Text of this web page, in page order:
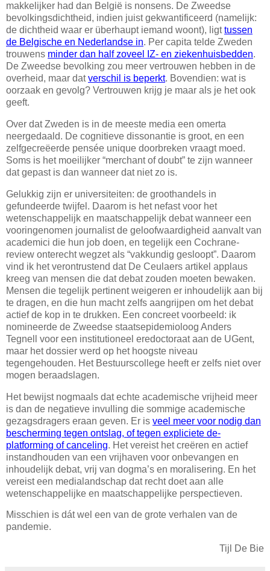
makkelijker had dan België is nonsens. De Zweedse
bevolkingsdichtheid, indien juist gekwantificeerd (namelijk:
de dichtheid waar er überhaupt iemand woont), ligttussen
de Belgische en Nederlandse in. Per capita telde Zweden
trouwens minder dan half zoveel IZ- en ziekenhuisbedden.
De Zweedse bevolking zou meer vertrouwen hebben in de
overheid, maar datverschil is beperkt. Bovendien: wat is
oorzaak en gevolg? Vertrouwen krijg je maar als je het ook
geeft.
Over dat Zweden is in de meeste media een omerta
neergedaald. De cognitieve dissonantie is groot, en een
zelfgecreëerde pensée unique doorbreken vraagt moed.
Soms is het moeilijker “merchant of doubt” te zijn wanneer
dat gepast is dan wanneer dat niet zo is.
Gelukkig zijn er universiteiten: de groothandels in
gefundeerde twijfel. Daarom is het nefast voor het
wetenschappelijk en maatschappelijk debat wanneer een
vooringenomen journalist de geloofwaardigheid aanvalt van
academici die hun job doen, en tegelijk een Cochrane-
review onterecht wegzet als “vakkundig gesloopt”. Daarom
vind ik het verontrustend dat De Ceulaers artikel applaus
kreeg van mensen die dat debat zouden moeten bewaken.
Mensen die tegelijk pertinent weigeren er inhoudelijk aan bij
te dragen, en die hun macht zelfs aangrijpen om het debat
actief de kop in te drukken. Een concreet voorbeeld: ik
nomineerde de Zweedse staatsepidemioloog Anders
Tegnell voor een institutioneel eredoctoraat aan de UGent,
maar het dossier werd op het hoogste niveau
tegengehouden. Het Bestuurscollege heeft er zelfs niet over
mogen beraadslagen.
Het bewijst nogmaals dat echte academische vrijheid meer
is dan de negatieve invulling die sommige academische
gezagsdragers eraan geven. Er is veel meer voor nodig dan
bescherming tegen ontslag, of tegen expliciete de-
platforming of canceling. Het vereist het creëren en actief
instandhouden van een vrijhaven voor onbevangen en
inhoudelijk debat, vrij van dogma’s en moralisering. En het
vereist een medialandschap dat recht doet aan alle
wetenschappelijke en maatschappelijke perspectieven.
Misschien is dát wel een van de grote verhalen van de
pandemie.
Tijl De Bie